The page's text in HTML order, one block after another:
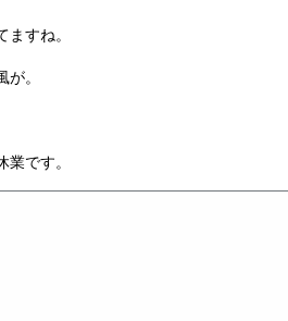
すね。
。
業です。